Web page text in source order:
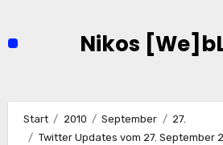
Nikos
Start 2010 September
27.
Twitter Updates vom 27. September